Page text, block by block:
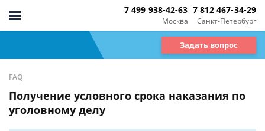
Москва
7 499 938-42-63
Санкт-Петербург
7 812 467-34-29
Задать вопрос
FAQ
Получение условного срока наказания по
уголовному делу